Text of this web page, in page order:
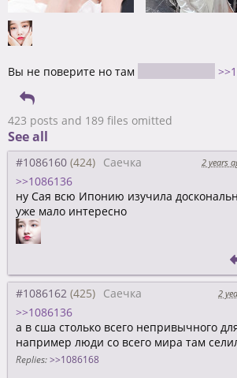
Вы не поверите но там
423 posts and 189 files omitted
See all
#1086160 Саечка 2 years
>>1086136
ну Сая всю Ипонию изучила
уже мало интересно
#1086162 Саечка 2
>>1086136
а в сша столько всего непривычного
например люди со всего мира там
Replies: >>1086168